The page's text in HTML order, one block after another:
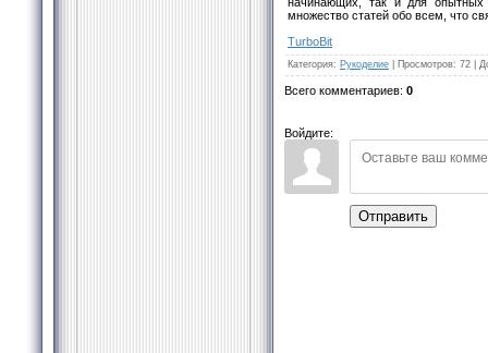
множество статей обо всем, что
TurbоBit
Категория: Рукоделие Просмотров: 72
Всего комментариев: 0
Войдите:
Отправить